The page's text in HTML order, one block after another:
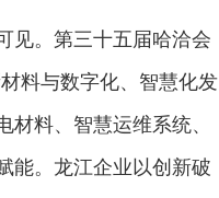
见。第三十五届哈洽会
料与数字化、智慧化发
料、智慧运维系统、
能。龙江企业以创新破